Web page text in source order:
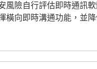
風險自行評估即時通訊
橫向即時溝通功能，並